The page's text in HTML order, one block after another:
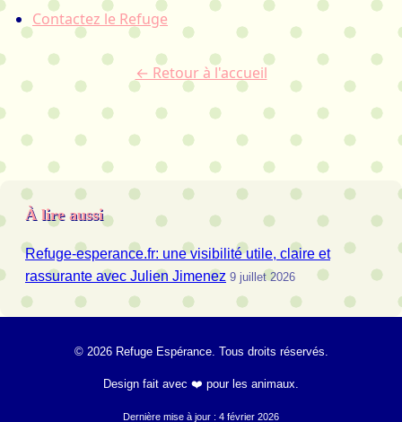
Contactez le Refuge
← Retour à l'accueil
À lire aussi
Refuge-esperance.fr: une visibilité utile, claire et
rassurante avec Julien Jimenez 9 juillet 2026
© 2026 Refuge Espérance. Tous droits réservés.
Design fait avec ❤️ pour les animaux.
Dernière mise à jour : 4 février 2026